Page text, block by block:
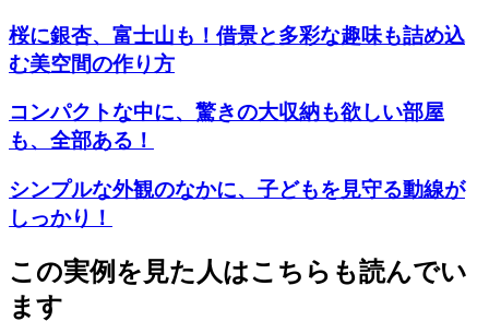
桜に銀杏、富士山も！借景と多彩な趣味も詰め込
む美空間の作り方
コンパクトな中に、驚きの大収納も欲しい部屋
も、全部ある！
シンプルな外観のなかに、子どもを見守る動線が
しっかり！
この実例を見た人はこちらも読んでい
ます